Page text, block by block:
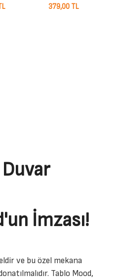
Yüksek
Yüksek Kalite Anime
379,00 TL
İmzası!
ve bu özel mekana
Tablo Mood,